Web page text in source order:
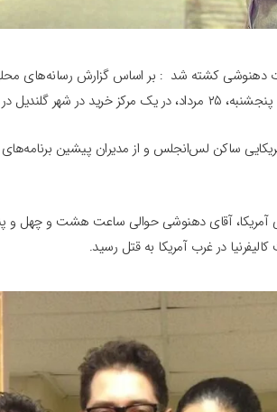
دهنوشی کشته شد : بر اساس گزارش رسانه‌های
در غرب آمریکا به قتل رسید.
ساکن لس‌انجلس و از مدیران پیشین
در غرب آمریکا به قتل رسید.